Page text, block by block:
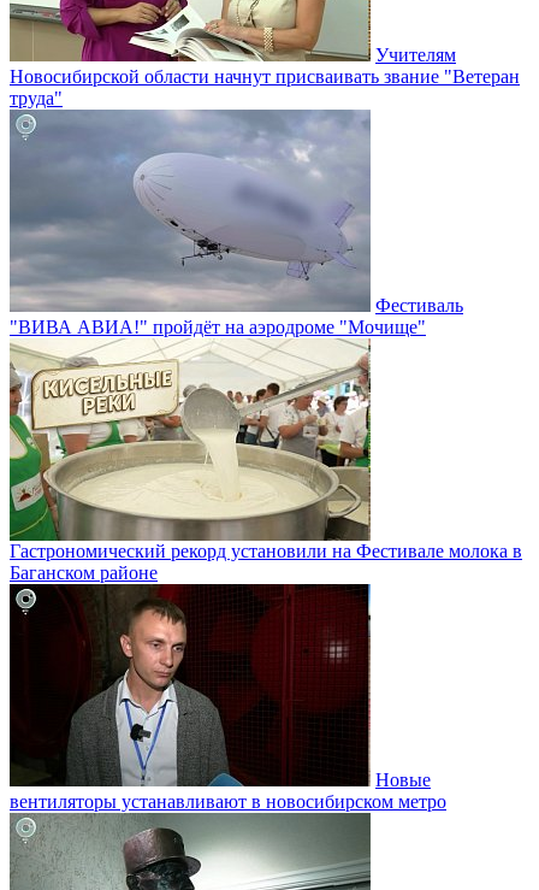
Учителям
Новосибирской области начнут присваивать звание "Ветеран
труда"
Фестиваль
"ВИВА АВИА!" пройдёт на аэродроме "Мочище"
Гастрономический рекорд установили на Фестивале молока в
Баганском районе
Новые
вентиляторы устанавливают в новосибирском метро